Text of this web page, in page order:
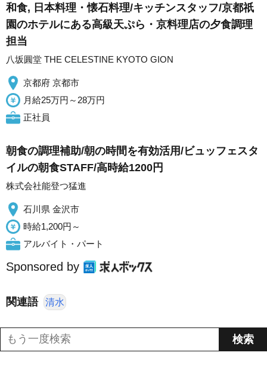
和食, 日本料理・懐石料理/キッチンスタッフ/京都祇
園のホテルにある高級天ぷら・京料理店の夕食調理
担当
八坂圓堂 THE CELESTINE KYOTO GION
京都府 京都市
月給25万円～28万円
正社員
朝食の調理補助/朝の時間を有効活用/ビュッフェスタ
イルの朝食STAFF/高時給1200円
株式会社能登つ猛進
石川県 金沢市
時給1,200円～
アルバイト・パート
Sponsored by
関連語 清水